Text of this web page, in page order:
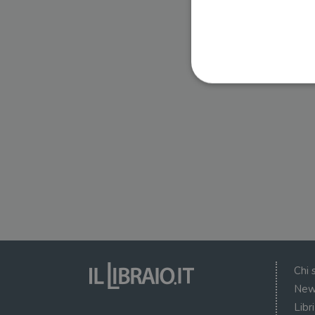
Chi
I cookie strettamente
wordpress_sec_[hash]
CookieScriptConsent